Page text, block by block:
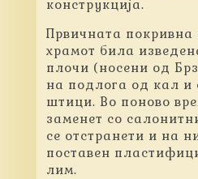
конструкција.
Првичната покривна
храмот била
плочи (носени од
на подлога од кал и
штици. Во поново
заменет со
се отстранети и на
поставен
лим.